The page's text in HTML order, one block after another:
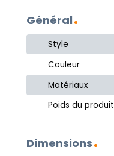
Général
Style
Couleur
Matériaux
Poids du produit
Dimensions